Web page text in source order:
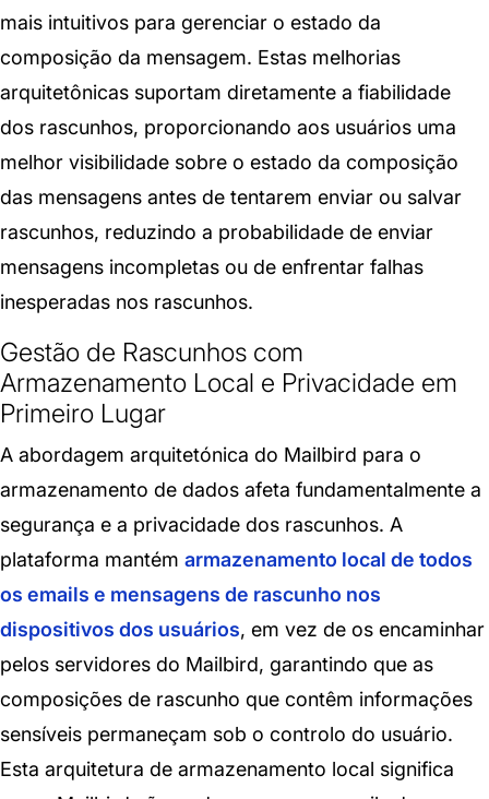
mais intuitivos para gerenciar o estado da
composição da mensagem. Estas melhorias
arquitetônicas suportam diretamente a fiabilidade
dos rascunhos, proporcionando aos usuários uma
melhor visibilidade sobre o estado da composição
das mensagens antes de tentarem enviar ou salvar
rascunhos, reduzindo a probabilidade de enviar
mensagens incompletas ou de enfrentar falhas
inesperadas nos rascunhos.
Gestão de Rascunhos com
Armazenamento Local e Privacidade em
Primeiro Lugar
A abordagem arquitetónica do Mailbird para o
armazenamento de dados afeta fundamentalmente a
segurança e a privacidade dos rascunhos. A
plataforma mantém armazenamento local de todos
os emails e mensagens de rascunho nos
dispositivos dos usuários, em vez de os encaminhar
pelos servidores do Mailbird, garantindo que as
composições de rascunho que contêm informações
sensíveis permaneçam sob o controlo do usuário.
Esta arquitetura de armazenamento local significa